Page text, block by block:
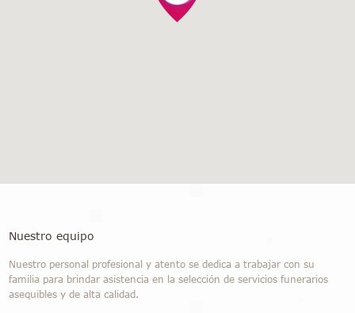
Nuestro equipo
Nuestro personal profesional y atento se dedica a trabajar con su
familia para brindar asistencia en la selección de servicios funerarios
asequibles y de alta calidad.